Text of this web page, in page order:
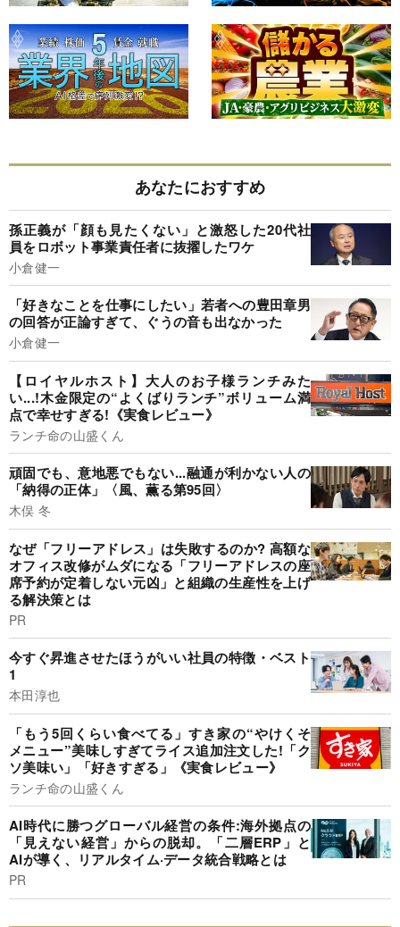
あなたにおすすめ
孫正義が「顔も見たくない」と激怒した20代社
員をロボット事業責任者に抜擢したワケ
小倉健一
「好きなことを仕事にしたい」若者への豊田章男
の回答が正論すぎて、ぐうの音も出なかった
小倉健一
【ロイヤルホスト】大人のお子様ランチみた
い...!木金限定の“よくばりランチ”ボリューム満
点で幸せすぎる!《実食レビュー》
ランチ命の山盛くん
頑固でも、意地悪でもない...融通が利かない人の
「納得の正体」〈風、薫る第95回〉
木俣 冬
なぜ「フリーアドレス」は失敗するのか? 高額な
オフィス改修がムダになる「フリーアドレスの座
席予約が定着しない元凶」と組織の生産性を上げ
る解決策とは
PR
今すぐ昇進させたほうがいい社員の特徴・ベスト
1
本田淳也
「もう5回くらい食べてる」すき家の“やけくそ
メニュー”美味しすぎてライス追加注文した!「ク
ソ美味い」「好きすぎる」《実食レビュー》
ランチ命の山盛くん
AI時代に勝つグローバル経営の条件:海外拠点の
「見えない経営」からの脱却。「二層ERP」と
AIが導く、リアルタイム·データ統合戦略とは
PR